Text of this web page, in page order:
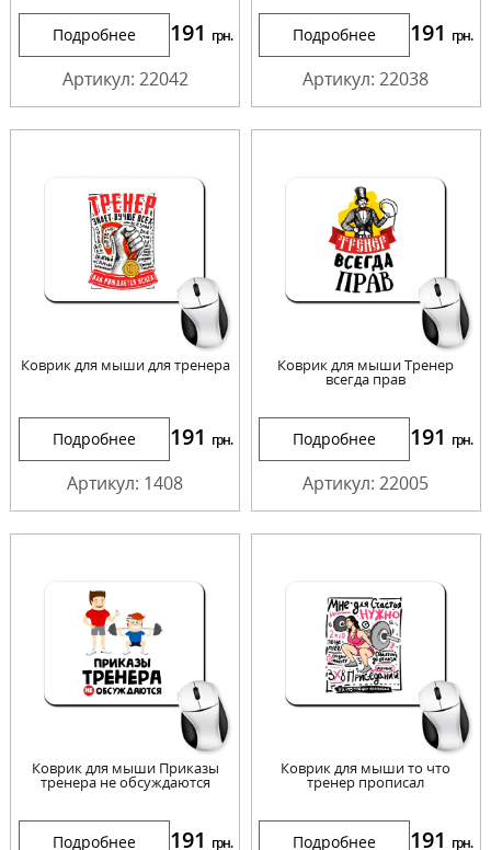
Подробнее 191 грн.
Артикул: 22042
Подробнее 191 грн.
Артикул: 22038
Коврик для мыши для тренера
Подробнее 191 грн.
Артикул: 1408
Коврик для мыши Тренер
всегда прав
Подробнее 191 грн.
Артикул: 22005
Коврик для мыши Приказы
тренера не обсуждаются
Подробнее 191 грн.
Коврик для мыши то что
тренер прописал
Подробнее 191 грн.